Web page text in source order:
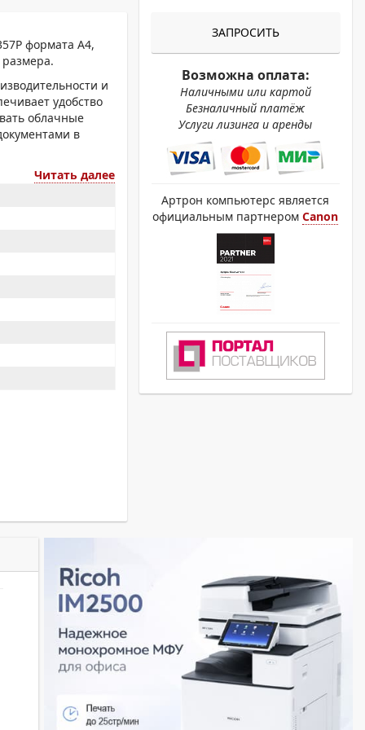
формата A4,
и
удобство
облачные
в
Читать далее
ЗАПРОСИТЬ
Возможна оплата:
Наличными или картой
Безналичный платёж
Услуги лизинга и аренды
Артрон компьютерс является
официальным партнеромCanon